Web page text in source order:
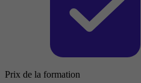
Prix de la formation